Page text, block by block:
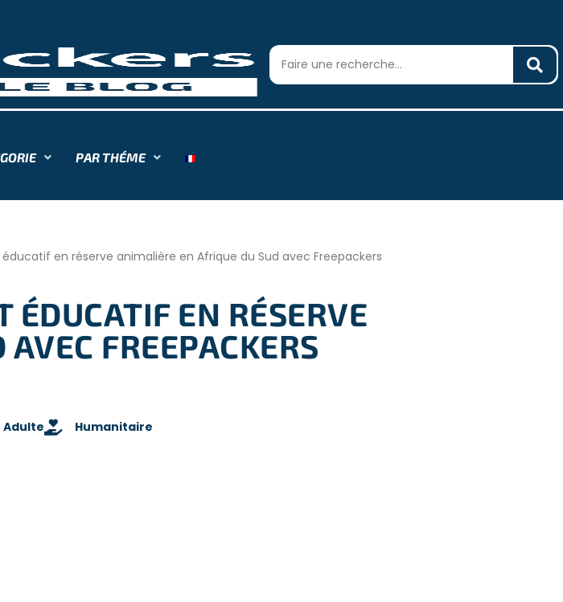
PAR THÉME
en réserve animalière en Afrique du Sud avec Freepackers
ÉDUCATIF EN RÉSERVE
FREEPACKERS
Adulte Humanitaire